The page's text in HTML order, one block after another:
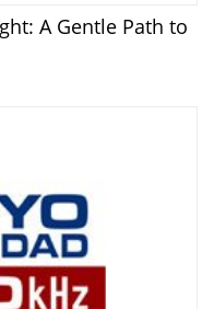
A Gentle Path to